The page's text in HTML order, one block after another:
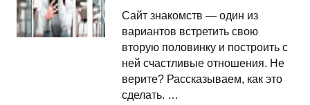
Сайт знакомств — один из
вариантов встретить свою
вторую половинку и построить с
ней счастливые отношения. Не
верите? Рассказываем, как это
сделать. …